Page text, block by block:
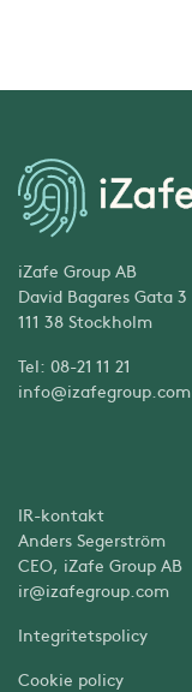
iZafe Group AB
David Bagares Gata 3
111 38 Stockholm
Tel: 08-21 11 21
info@izafegroup.com
IR-kontakt
Anders Segerström
CEO, iZafe Group AB
ir@izafegroup.com
Integritetspolicy
Cookie policy